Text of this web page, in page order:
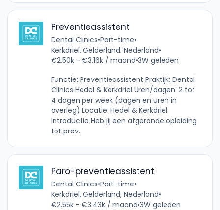
Preventieassistent
Dental Clinics•Part-time•
Kerkdriel, Gelderland, Nederland•
€2.50k - €3.16k / maand•3W geleden
Functie: Preventieassistent Praktijk: Dental
Clinics Hedel & Kerkdriel Uren/dagen: 2 tot
4 dagen per week (dagen en uren in
overleg) Locatie: Hedel & Kerkdriel
Introductie Heb jij een afgeronde opleiding
tot prev...
Paro-preventieassistent
Dental Clinics•Part-time•
Kerkdriel, Gelderland, Nederland•
€2.55k - €3.43k / maand•3W geleden